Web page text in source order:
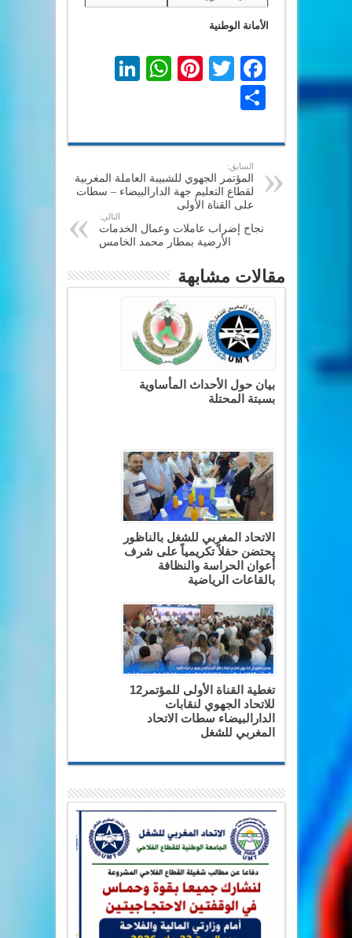
الأمانة الوطنية
Facebook
Twitter
Pinterest
WhatsApp
السابق:
المؤتمر الجهوي للشبيبة العاملة المغربية
لقطاع التعليم جهة الدارالبيضاء – سطات
على القناة الأولى
التالي:
نجاح إضراب عاملات وعمال الخدمات
الأرضية بمطار محمد الخامس
مقالات مشابهة
بيان حول الأحداث المأساوية
بسبتة المحتلة
الاتحاد المغربي للشغل بالناظور
يحتضن حفلاً تكريمياً على شرف
أعوان الحراسة والنظافة
بالقاعات الرياضية
تغطية القناة الأولى للمؤتمر12
للاتحاد الجهوي لنقابات
الدارالبيضاء سطات الاتحاد
المغربي للشغل